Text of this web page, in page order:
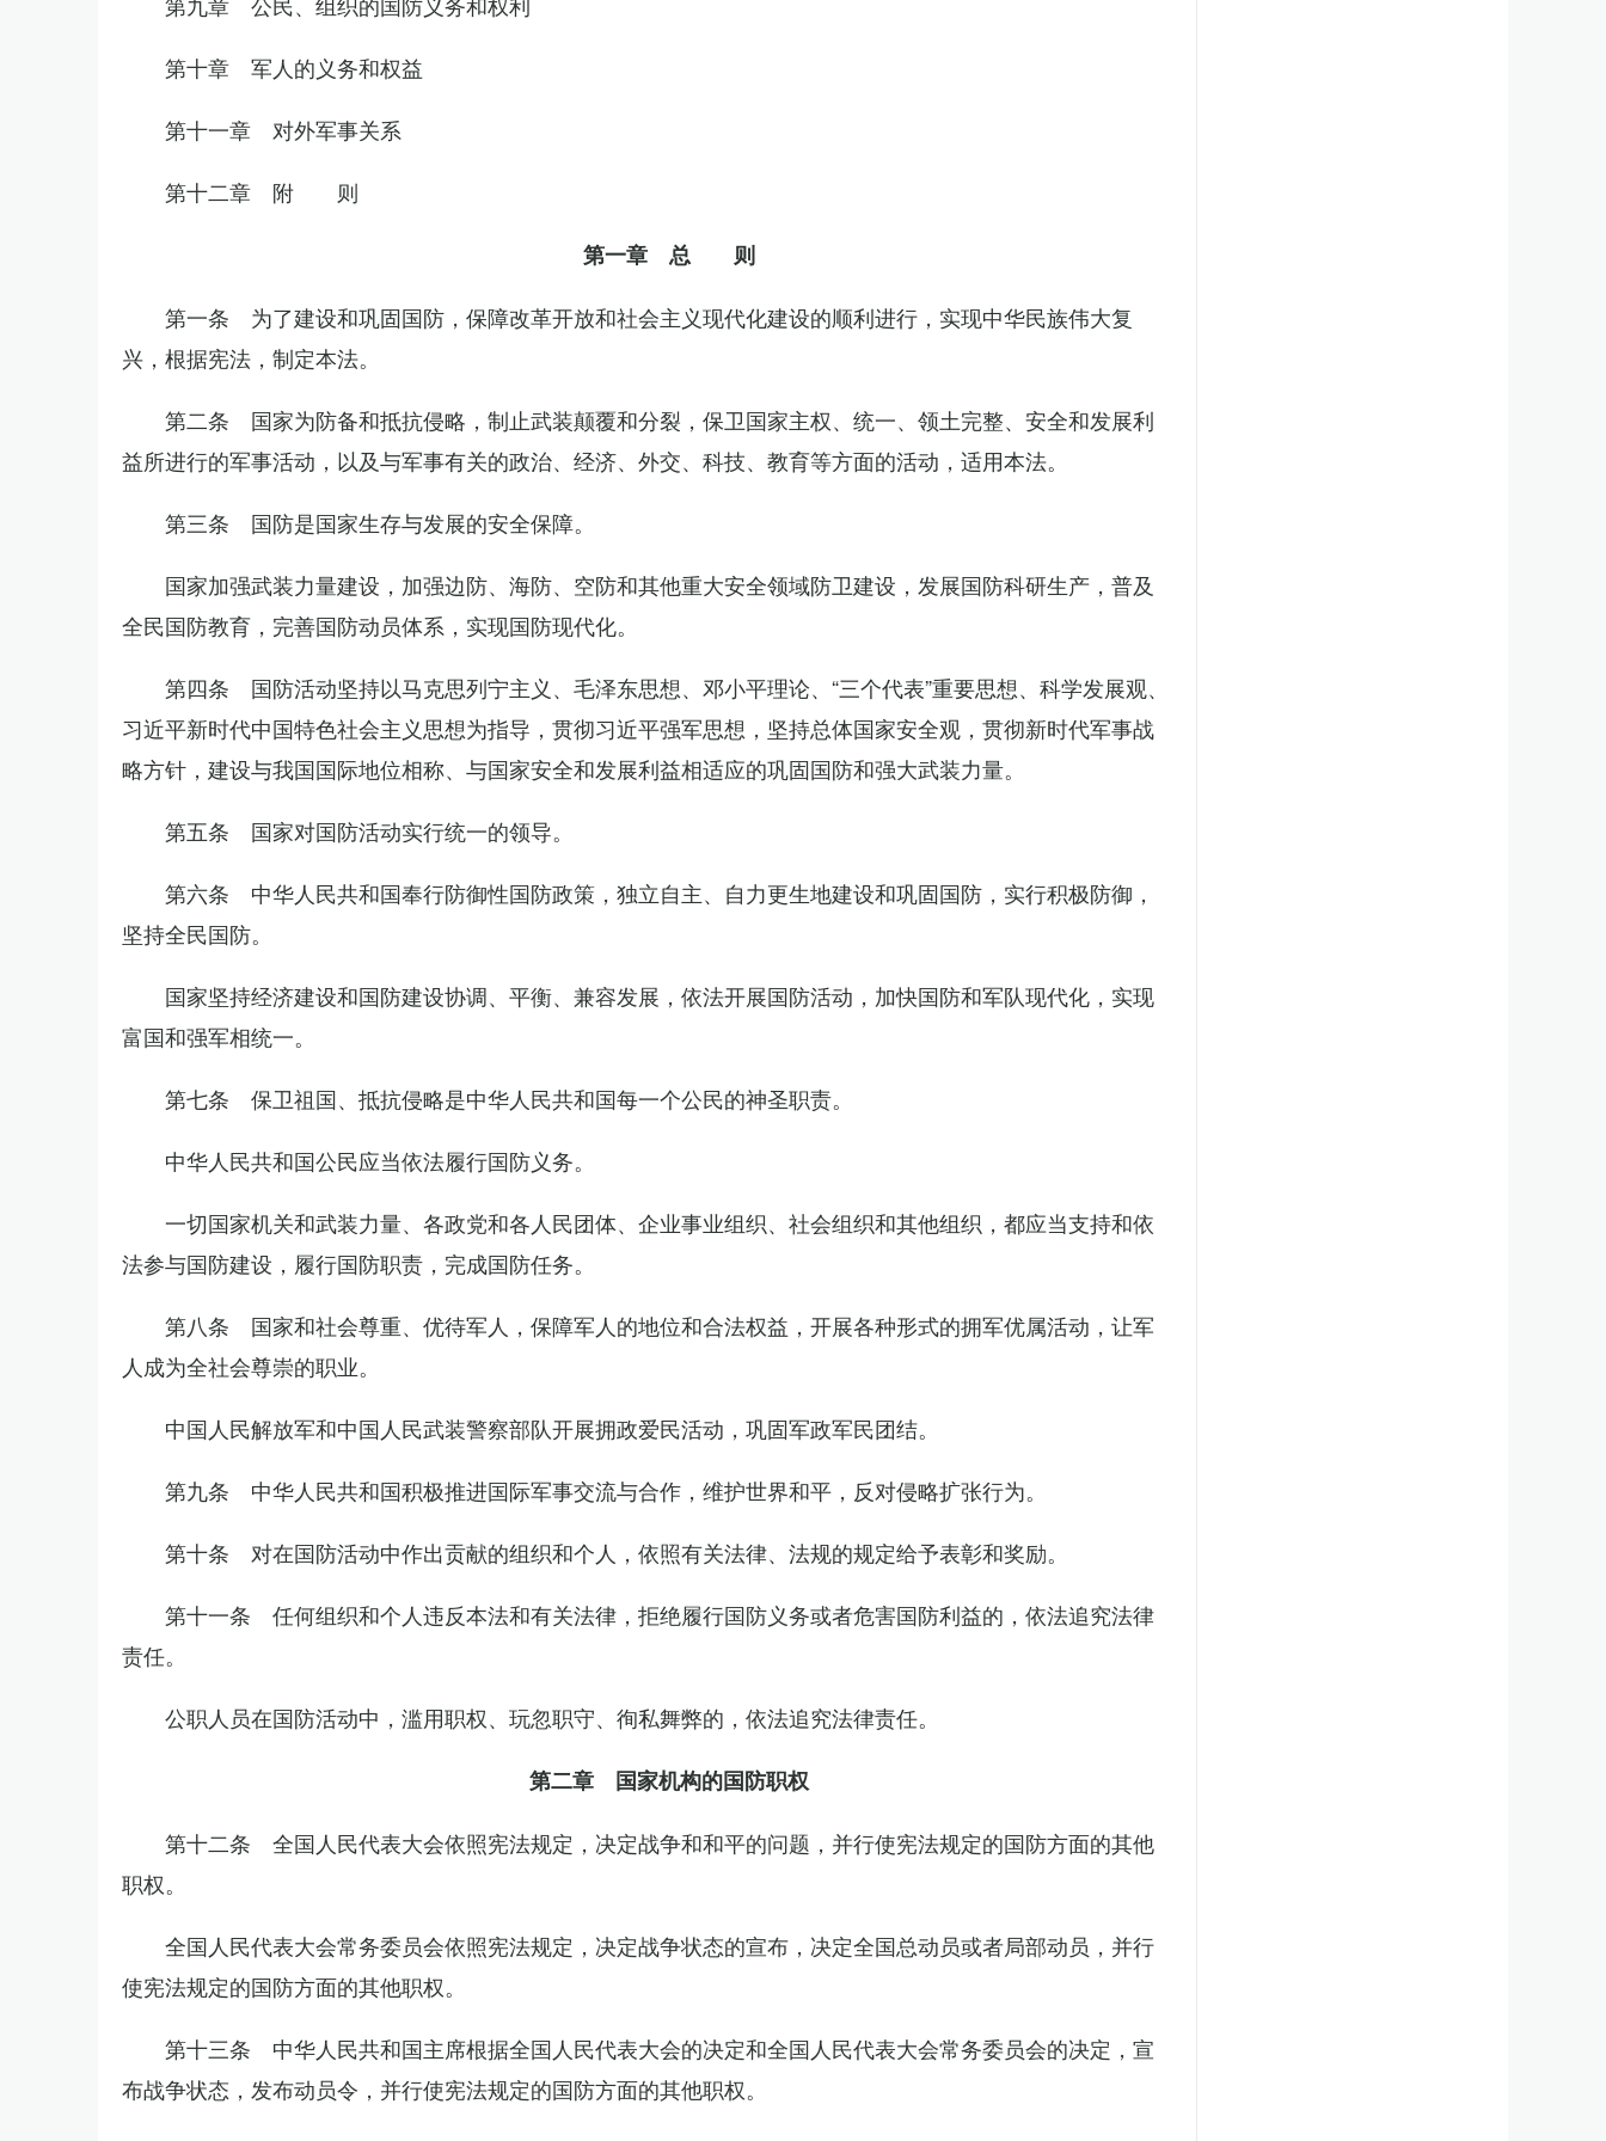
第十章 军人的义务和权益
第十一章 对外军事关系
第十二章 附 则
第一章 总 则
第一条 为了建设和巩固国防，保障改革开放和社会主义现代化建设的顺利进行，实现中华民族伟大复
兴，根据宪法，制定本法。
第二条 国家为防备和抵抗侵略，制止武装颠覆和分裂，保卫国家主权、统一、领土完整、安全和发展利
益所进行的军事活动，以及与军事有关的政治、经济、外交、科技、教育等方面的活动，适用本法。
第三条 国防是国家生存与发展的安全保障。
国家加强武装力量建设，加强边防、海防、空防和其他重大安全领域防卫建设，发展国防科研生产，普及
全民国防教育，完善国防动员体系，实现国防现代化。
第四条 国防活动坚持以马克思列宁主义、毛泽东思想、邓小平理论、“三个代表”重要思想、科学发展观、
习近平新时代中国特色社会主义思想为指导，贯彻习近平强军思想，坚持总体国家安全观，贯彻新时代军事战
略方针，建设与我国国际地位相称、与国家安全和发展利益相适应的巩固国防和强大武装力量。
第五条 国家对国防活动实行统一的领导。
第六条 中华人民共和国奉行防御性国防政策，独立自主、自力更生地建设和巩固国防，实行积极防御，
坚持全民国防。
国家坚持经济建设和国防建设协调、平衡、兼容发展，依法开展国防活动，加快国防和军队现代化，实现
富国和强军相统一。
第七条 保卫祖国、抵抗侵略是中华人民共和国每一个公民的神圣职责。
中华人民共和国公民应当依法履行国防义务。
一切国家机关和武装力量、各政党和各人民团体、企业事业组织、社会组织和其他组织，都应当支持和依
法参与国防建设，履行国防职责，完成国防任务。
第八条 国家和社会尊重、优待军人，保障军人的地位和合法权益，开展各种形式的拥军优属活动，让军
人成为全社会尊崇的职业。
中国人民解放军和中国人民武装警察部队开展拥政爱民活动，巩固军政军民团结。
第九条 中华人民共和国积极推进国际军事交流与合作，维护世界和平，反对侵略扩张行为。
第十条 对在国防活动中作出贡献的组织和个人，依照有关法律、法规的规定给予表彰和奖励。
第十一条 任何组织和个人违反本法和有关法律，拒绝履行国防义务或者危害国防利益的，依法追究法律
责任。
公职人员在国防活动中，滥用职权、玩忽职守、徇私舞弊的，依法追究法律责任。
第二章 国家机构的国防职权
第十二条 全国人民代表大会依照宪法规定，决定战争和和平的问题，并行使宪法规定的国防方面的其他
职权。
全国人民代表大会常务委员会依照宪法规定，决定战争状态的宣布，决定全国总动员或者局部动员，并行
使宪法规定的国防方面的其他职权。
第十三条 中华人民共和国主席根据全国人民代表大会的决定和全国人民代表大会常务委员会的决定，宣
布战争状态，发布动员令，并行使宪法规定的国防方面的其他职权。